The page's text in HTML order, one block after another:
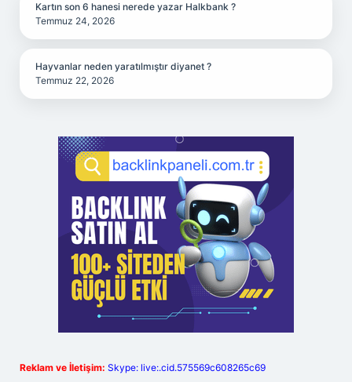
Kartın son 6 hanesi nerede yazar Halkbank ?
Temmuz 24, 2026
Hayvanlar neden yaratılmıştır diyanet ?
Temmuz 22, 2026
Reklam ve İletişim: Skype: live:.cid.575569c608265c69